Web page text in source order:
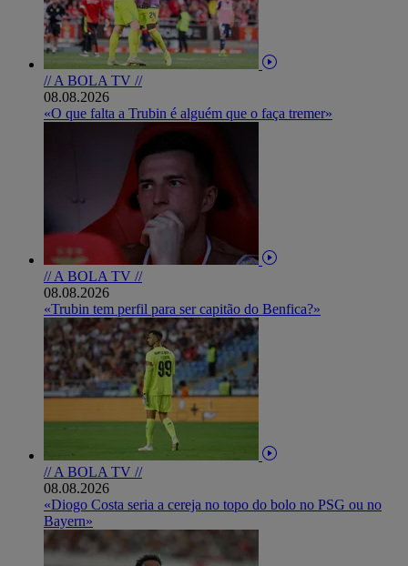
// A BOLA TV //
08.08.2026
«O que falta a Trubin é alguém que o faça tremer»
// A BOLA TV //
08.08.2026
«Trubin tem perfil para ser capitão do Benfica?»
// A BOLA TV //
08.08.2026
«Diogo Costa seria a cereja no topo do bolo no PSG ou no
Bayern»